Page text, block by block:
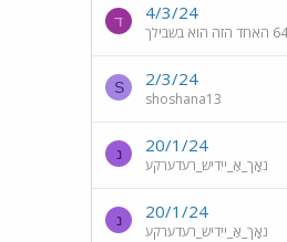
4/3/24 ד
2/3/24
shoshana13
S
20/1/24
נאָך_אַ_ייִדיש_רעדערקע
נ
20/1/24
נאָך_אַ_ייִדיש_רעדערקע
נ